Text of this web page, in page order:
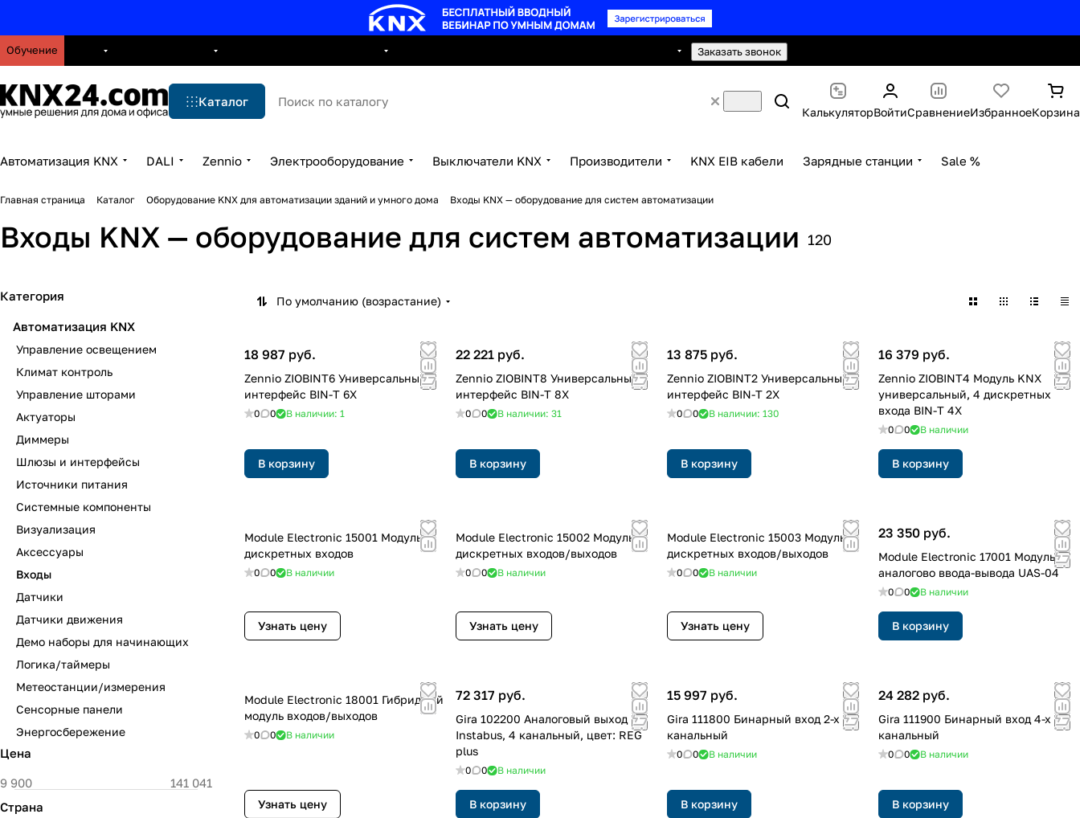
Обучение Заказать звонок
Каталог
КалькуляторВойтиСравнениеИзбранноеКорзина
Автоматизация KNX DALI Zennio Электрооборудование Выключатели KNX Производители KNX EIB кабели Зарядные станции Sale %
Главная страница Каталог Оборудование KNX для автоматизации зданий и умного дома Входы KNX — оборудование для систем автоматизации
Входы KNX — оборудование для систем автоматизации 120
По умолчанию (возрастание)
18 987 руб.
Zennio ZIOBINT6 Универсальный
интерфейс BIN-T 6X
0 0 В наличии: 1
В корзину
22 221 руб.
Zennio ZIOBINT8 Универсальный
интерфейс BIN-T 8X
0 0 В наличии: 31
В корзину
13 875 руб.
Zennio ZIOBINT2 Универсальный
интерфейс BIN-T 2X
0 0 В наличии: 130
В корзину
16 379 руб.
Zennio ZIOBINT4 Модуль KNX
универсальный, 4 дискретных
входа BIN-T 4X
0 0 В наличии
В корзину
Module Electronic 15001 Модуль
дискретных входов
0 0 В наличии
Узнать цену
Module Electronic 15002 Модуль
дискретных входов/выходов
0 0 В наличии
Узнать цену
Module Electronic 15003 Модуль
дискретных входов/выходов
0 0 В наличии
Узнать цену
23 350 руб.
Module Electronic 17001 Модуль
аналогово ввода-вывода UAS-04
0 0 В наличии
В корзину
Module Electronic 18001 Гибридный
модуль входов/выходов
0 0 В наличии
Узнать цену
72 317 руб.
Gira 102200 Аналоговый выход
Instabus, 4 канальный, цвет: REG
plus
0 0 В наличии
В корзину
15 997 руб.
Gira 111800 Бинарный вход 2-х
канальный
0 0 В наличии
В корзину
24 282 руб.
Gira 111900 Бинарный вход 4-х
канальный
0 0 В наличии
В корзину
Категория
Автоматизация KNX
Управление освещением
Климат контроль
Управление шторами
Актуаторы
Диммеры
Шлюзы и интерфейсы
Источники питания
Системные компоненты
Визуализация
Аксессуары
Входы
Датчики
Датчики движения
Демо наборы для начинающих
Логика/таймеры
Метеостанции/измерения
Сенсорные панели
Энергосбережение
Цена
Страна